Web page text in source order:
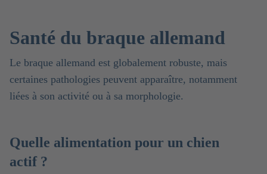
Santé du braque allemand
Le braque allemand est globalement robuste, mais
certaines pathologies peuvent apparaître, notamment
liées à son activité ou à sa morphologie.
Quelle alimentation pour un chien
actif ?